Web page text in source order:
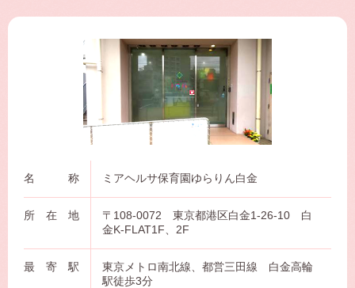
名称 ミアヘルサ保育園ゆらりん白金
所在地
〒108-0072 東京都港区白金1-26-10 白
金K-FLAT1F、2F
最寄駅
東京メトロ南北線、都営三田線 白金高輪
駅徒歩3分